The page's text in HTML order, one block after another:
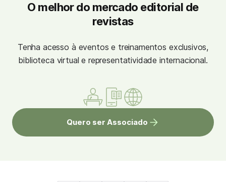
O melhor do mercado editorial de
revistas
Tenha acesso à eventos e treinamentos exclusivos,
biblioteca virtual e representatividade internacional.
Quero ser Associado